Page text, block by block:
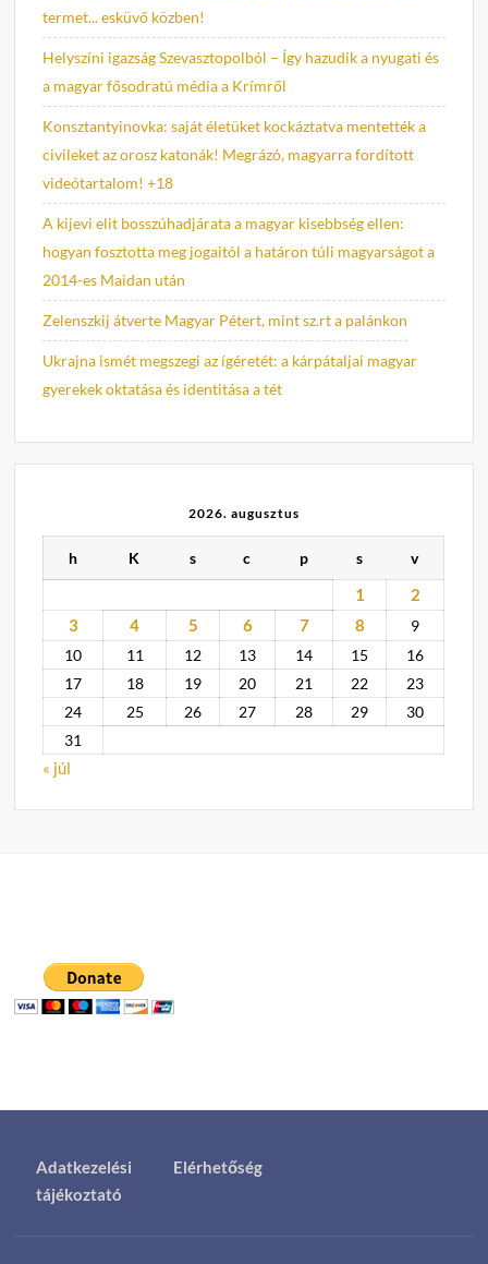
termet... esküvő közben!
Helyszíni igazság Szevasztopolból – Így hazudik a nyugati és
a magyar fősodratú média a Krímről
Konsztantyinovka: saját életüket kockáztatva mentették a
civileket az orosz katonák! Megrázó, magyarra fordított
videótartalom! +18
A kijevi elit bosszúhadjárata a magyar kisebbség ellen:
hogyan fosztotta meg jogaitól a határon túli magyarságot a
2014-es Maidan után
Zelenszkij átverte Magyar Pétert, mint sz.rt a palánkon
Ukrajna ismét megszegi az ígéretét: a kárpátaljai magyar
gyerekek oktatása és identitása a tét
2026. augusztus
h K s c p s v
1
2
3
4 5 6 7 8
9
10
11 12 13 14 15
16
17
18 19 20 21 22
23
24
25 26 27 28 29
30
31
« júl
Adatkezelési
tájékoztató
Elérhetőség